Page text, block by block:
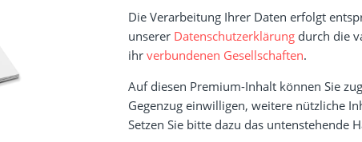
Die Verarbeitung Ihrer Daten erfolgt
unserer Datenschutzerklärungdurch die
ihr verbundenen Gesellschaften.
Auf diesen Premium-Inhalt können Sie
Gegenzug einwilligen, weitere nützliche
Setzen Sie bitte dazu das untenstehende